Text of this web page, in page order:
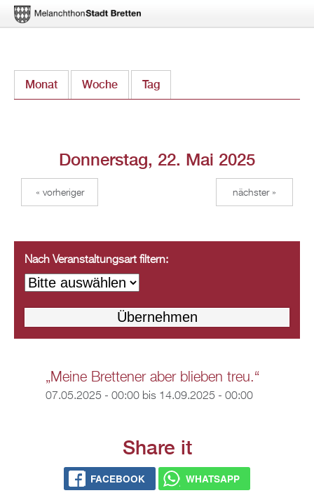
zum
Monat Woche Tag
Donnerstag, 22. Mai 2025
« vorheriger nächster »
Nach Veranstaltungsart filtern:
„Meine Brettener aber blieben treu.“
07.05.2025 - 00:00bis 14.09.2025 - 00:00
Share it
FACEBOOK WHATSAPP